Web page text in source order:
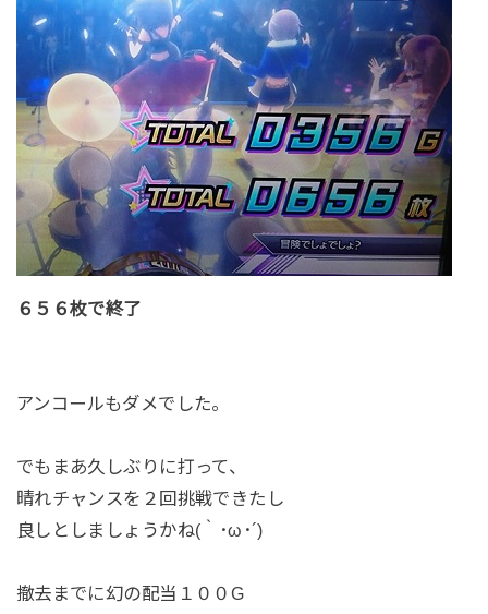
６５６枚で終了
アンコールもダメでした。
でもまあ久しぶりに打って、
晴れチャンスを２回挑戦できたし
良しとしましょうかね(｀･ω･´)
撤去までに幻の配当１００G